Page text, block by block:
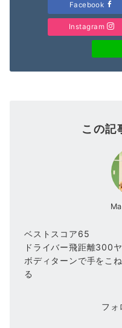
Facebook
Instagram
この記
ベストスコア65
ドライバー飛距離300
ボディターンで手をこ
る
フォ